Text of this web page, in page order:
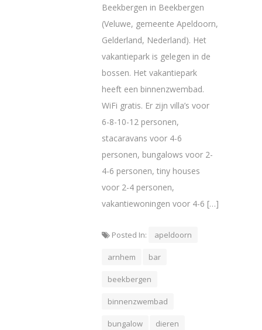
Beekbergen in Beekbergen
(Veluwe, gemeente Apeldoorn,
Gelderland, Nederland). Het
vakantiepark is gelegen in de
bossen. Het vakantiepark
heeft een binnenzwembad.
WiFi gratis. Er zijn villa’s voor
6-8-10-12 personen,
stacaravans voor 4-6
personen, bungalows voor 2-
4-6 personen, tiny houses
voor 2-4 personen,
vakantiewoningen voor 4-6 […]
Posted In: apeldoorn
arnhem bar
beekbergen
binnenzwembad
bungalow dieren